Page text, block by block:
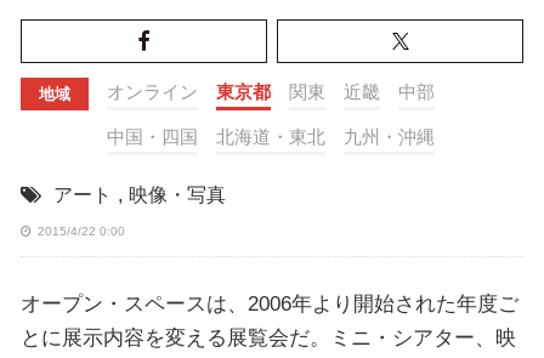
地域 オンライン 東京都 関東 近畿 中部
中国・四国 北海道・東北 九州・沖縄
アート , 映像・写真
2015/4/22 0:00
オープン・スペースは、2006年より開始された年度ご
とに展示内容を変える展覧会だ。ミニ・シアター、映